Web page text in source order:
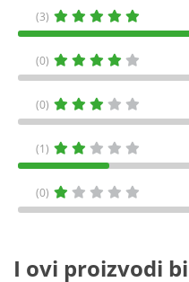
(3)
(0)
(0)
(1)
(0)
I ovi proizvodi